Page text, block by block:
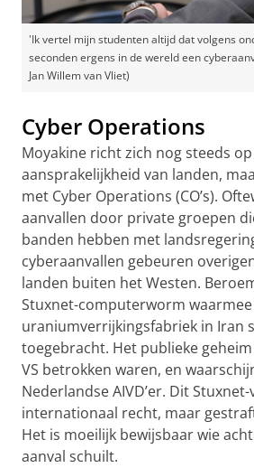
'Ik vertel mijn studenten altijd dat volgens
seconden ergens in de wereld een
Jan Willem van Vliet)
Cyber Operations
Moyakine richt zich nog steeds
aansprakelijkheid van landen,
met Cyber Operations (CO’s).
aanvallen door private groepen
banden hebben met
cyberaanvallen gebeuren
landen buiten het Westen.
Stuxnet-computerworm waarmee
uraniumverrijkingsfabriek in Iran
toegebracht. Het publieke
VS betrokken waren, en
Nederlandse AIVD’er. Dit
internationaal recht, maar
Het is moeilijk bewijsbaar wie
aanval schuilt.